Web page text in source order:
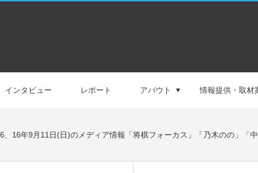
インタビュー レポート アバウト 情報提供・取材
、16年9月11日(日)のメディア情報「将棋フォーカス」「乃木のの」「